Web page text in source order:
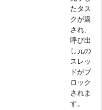
たタス
クが返
され、
呼び出
し元の
スレッ
ドがブ
ロック
されま
す。